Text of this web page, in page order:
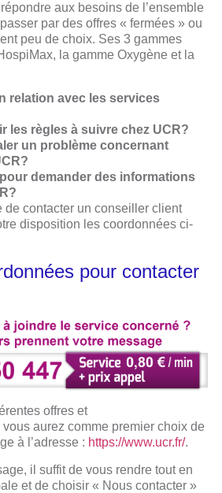
aux besoins de l’ensemble
par des offres « fermées » ou
peu de choix. Ses 3 gammes
la gamme Oxygène et la
relation avec les services
les règles à suivre chez UCR?
un problème concernant
demander des informations
de contacter un conseiller client
disposition les coordonnées ci-
pour contacter
offres et
aurez comme premier choix de
à l’adresse : https://www.ucr.fr/.
il suffit de vous rendre tout en
et de choisir « Nous contacter »